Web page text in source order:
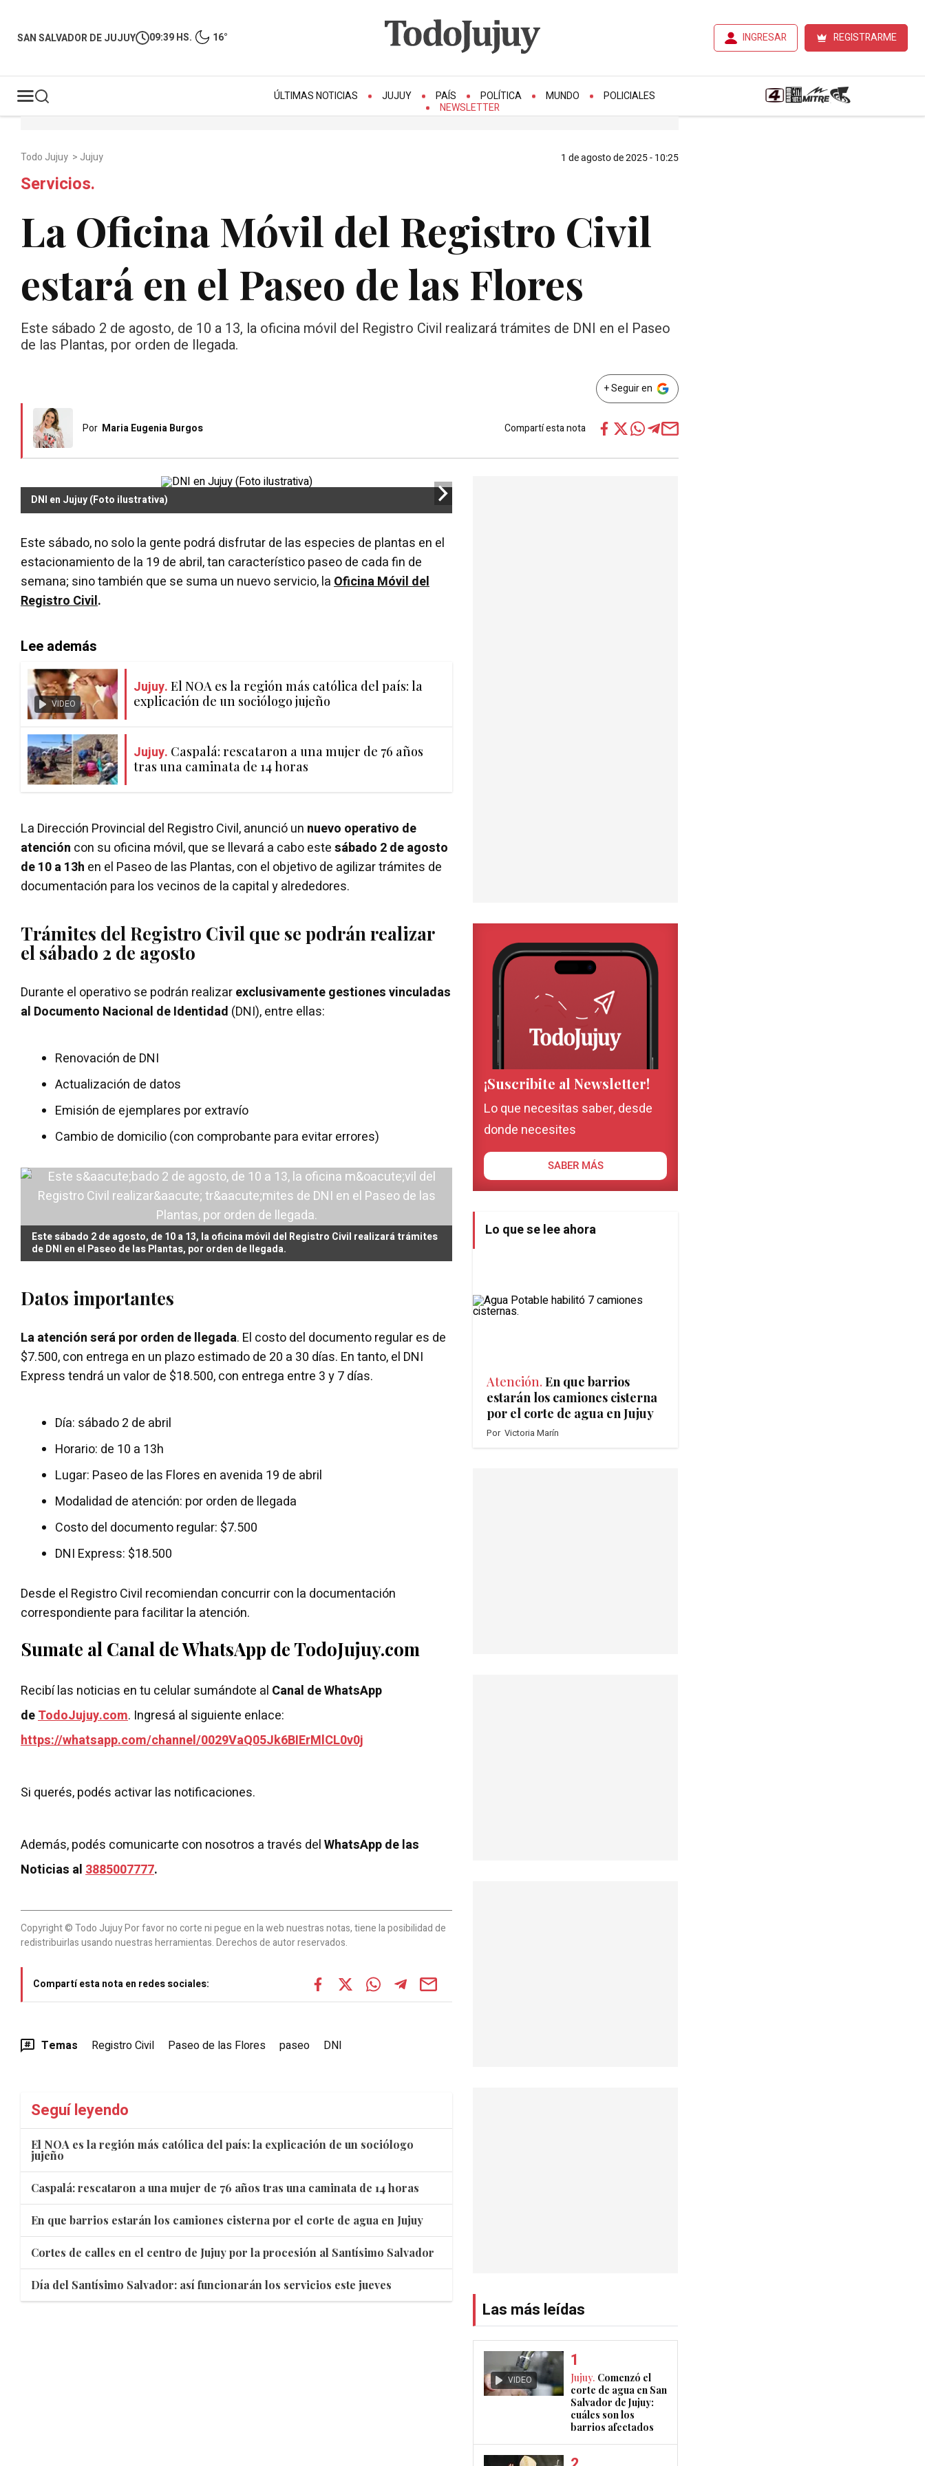
SAN SALVADOR DE JUJUY 09:39 HS. 16° INGRESAR REGISTRARME
ÚLTIMAS NOTICIAS JUJUY PAÍS POLÍTICA MUNDO
POLICIALES
NEWSLETTER
Todo Jujuy > Jujuy 1 de agosto de 2025 - 10:25
Servicios.
La Oficina Móvil del Registro Civil
estará en el Paseo de las Flores
Este sábado 2 de agosto, de 10 a 13, la oficina móvil del Registro Civil realizará trámites de DNI en el Paseo
de las Plantas, por orden de llegada.
+ Seguir en
Por Maria Eugenia Burgos Compartí esta nota
DNI en Jujuy (Foto ilustrativa)
Este sábado, no solo la gente podrá disfrutar de las especies de plantas en el
estacionamiento de la 19 de abril, tan característico paseo de cada fin de
semana; sino también que se suma un nuevo servicio, laOficina Móvil del
Registro Civil.
Lee además
VIDEO
Jujuy. El NOA es la región más católica del país: la
explicación de un sociólogo jujeño
Jujuy. Caspalá: rescataron a una mujer de 76 años
tras una caminata de 14 horas
La Dirección Provincial del Registro Civil, anunció un nuevo operativo de
atención con su oficina móvil, que se llevará a cabo estesábado 2 de agosto
de 10 a 13h en el Paseo de las Plantas, con el objetivo de agilizar trámites de
documentación para los vecinos de la capital y alrededores.
Trámites del Registro Civil que se podrán realizar
el sábado 2 de agosto
Durante el operativo se podrán realizarexclusivamente gestiones vinculadas
al Documento Nacional de Identidad (DNI), entre ellas:
Renovación de DNI
Actualización de datos
Emisión de ejemplares por extravío
Cambio de domicilio (con comprobante para evitar errores)
Este sábado 2 de agosto, de 10 a 13, la oficina móvil del Registro Civil realizará trámites
de DNI en el Paseo de las Plantas, por orden de llegada.
Datos importantes
La atención será por orden de llegada. El costo del documento regular es de
$7.500, con entrega en un plazo estimado de 20 a 30 días. En tanto, el DNI
Express tendrá un valor de $18.500, con entrega entre 3 y 7 días.
Día: sábado 2 de abril
Horario: de 10 a 13h
Lugar: Paseo de las Flores en avenida 19 de abril
Modalidad de atención: por orden de llegada
Costo del documento regular: $7.500
DNI Express: $18.500
Desde el Registro Civil recomiendan concurrir con la documentación
correspondiente para facilitar la atención.
Sumate al Canal de WhatsApp de TodoJujuy.com
Recibí las noticias en tu celular sumándote al Canal de WhatsApp
deTodoJujuy.com. Ingresá al siguiente enlace:
https://whatsapp.com/channel/0029VaQ05Jk6BIErMlCL0v0j
Si querés, podés activar las notificaciones.
Además, podés comunicarte con nosotros a través delWhatsApp de las
Noticias al3885007777.
Copyright © Todo Jujuy Por favor no corte ni pegue en la web nuestras notas, tiene la posibilidad de
redistribuirlas usando nuestras herramientas. Derechos de autor reservados.
Compartí esta nota en redes sociales:
Temas Registro Civil Paseo de las Flores paseo DNI
Seguí leyendo
El NOA es la región más católica del país: la explicación de un sociólogo
jujeño
Caspalá: rescataron a una mujer de 76 años tras una caminata de 14 horas
En que barrios estarán los camiones cisterna por el corte de agua en Jujuy
Cortes de calles en el centro de Jujuy por la procesión al Santísimo Salvador
Día del Santísimo Salvador: así funcionarán los servicios este jueves
¡Suscribite al Newsletter!
Lo que necesitas saber, desde
donde necesites
SABER MÁS
Lo que se lee ahora
Atención. En que barrios
estarán los camiones cisterna
por el corte de agua en Jujuy
Por Victoria Marín
Las más leídas
VIDEO Jujuy. Comenzó el
corte de agua en San
Salvador de Jujuy:
cuáles son los
barrios afectados